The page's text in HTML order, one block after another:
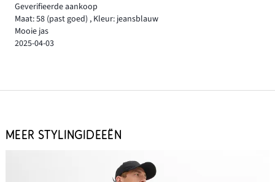
Geverifieerde aankoop
Maat: 58 (past goed) , Kleur: jeansblauw
Mooie jas
2025-04-03
MEER STYLINGIDEEËN